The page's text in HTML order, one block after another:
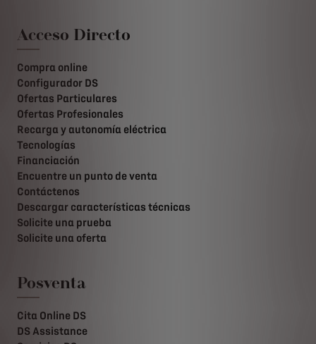
Acceso Directo
Compra online
Configurador DS
Ofertas Particulares
Ofertas Profesionales
Recarga y autonomía eléctrica
Tecnologías
Financiación
Encuentre un punto de venta
Contáctenos
Descargar características técnicas
Solicite una prueba
Solicite una oferta
Posventa
Cita Online DS
DS Assistance